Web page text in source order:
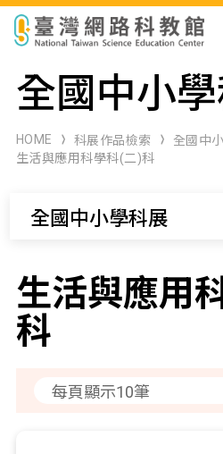
科展作品檢索
科學研習月刊
全國中小
HOME 科展作品檢索
全國中
生活與應用科學科(二)科
全國中小學科展
生活與應用
科